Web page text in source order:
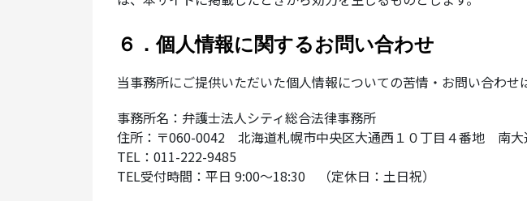
６．個人情報に関するお問い合わせ
当事務所にご提供いただいた個人情報についての苦情・お問い合わせ
事務所名：弁護士法人シティ総合法律事務所
住所：〒060-0042 北海道札幌市中央区大通西１０丁目４番地 南大
TEL：011-222-9485
TEL受付時間：平日 9:00～18:30 （定休日：土日祝）